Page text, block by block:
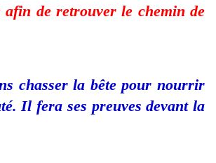
afin de retrouver le chemin de
chasser la bête pour nourrir
Il fera ses preuves devant la